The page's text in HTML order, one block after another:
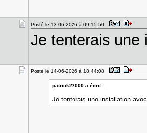
Posté le 13-06-2026 à 09:15:50
Je tenterais une
Posté le 14-06-2026 à 18:44:08
patrick22000 a écrit :
Je tenterais une installation